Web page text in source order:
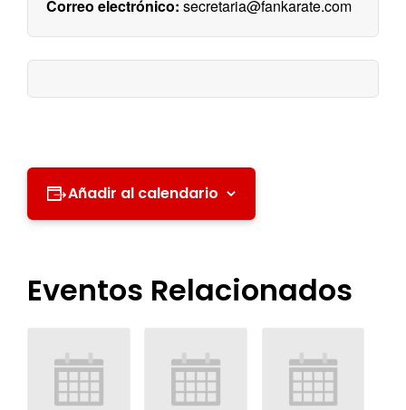
secretaria@fankarate.com
Añadir al calendario
Eventos Relacionados